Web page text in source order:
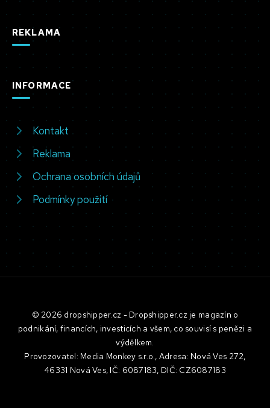
REKLAMA
INFORMACE
Kontakt
Reklama
Ochrana osobních údajů
Podmínky použití
© 2026 dropshipper.cz - Dropshipper.cz je magazín o
podnikání, financích, investicích a všem, co souvisí s penězi a
výdělkem.
Provozovatel: Media Monkey s.r.o., Adresa: Nová Ves 272,
46331 Nová Ves, IČ: 6087183, DIČ: CZ6087183